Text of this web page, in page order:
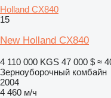
Holland CX840
15
New Holland CX840
4 110 000 KGS 47 000 $ ≈
Зерноуборочный комбайн
2004
4 460 м/ч